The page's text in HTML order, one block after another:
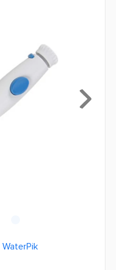
WaterPik